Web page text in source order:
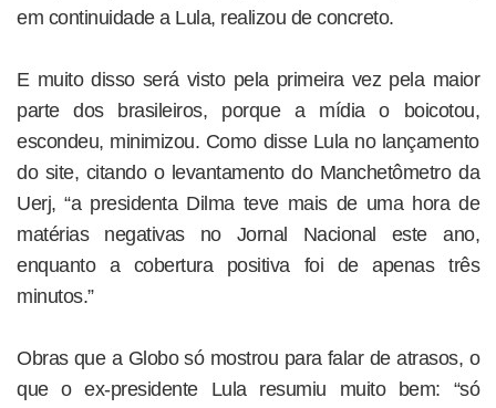
em continuidade a Lula, realizou de concreto.
E muito disso será visto pela primeira vez pela maior
parte dos brasileiros, porque a mídia o boicotou,
escondeu, minimizou. Como disse Lula no lançamento
do site, citando o levantamento do Manchetômetro da
Uerj, “a presidenta Dilma teve mais de uma hora de
matérias negativas no Jornal Nacional este ano,
enquanto a cobertura positiva foi de apenas três
minutos.”
Obras que a Globo só mostrou para falar de atrasos, o
que o ex-presidente Lula resumiu muito bem: “só